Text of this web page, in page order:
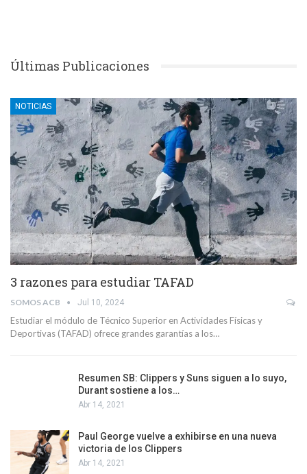
Últimas Publicaciones
NOTICIAS
3 razones para estudiar TAFAD
SOMOS ACB Jul 10, 2024
Estudiar el módulo de Técnico Superior en Actividades Físicas y
Deportivas (TAFAD) ofrece grandes garantías a los…
Resumen SB: Clippers y Suns siguen a lo suyo,
Durant sostiene a los…
Abr 14, 2021
Paul George vuelve a exhibirse en una nueva
victoria de los Clippers
Abr 14, 2021